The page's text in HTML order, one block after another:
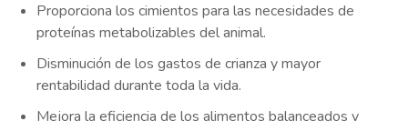
Proporciona los cimientos para las necesidades de
proteínas metabolizables del animal.
Disminución de los gastos de crianza y mayor
rentabilidad durante toda la vida.
Mejora la eficiencia de los alimentos balanceados y